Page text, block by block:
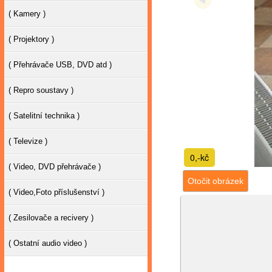
0,-kč
Otočit obrázek
( Kamery )
( Projektory )
( Přehrávače USB, DVD atd )
( Repro soustavy )
( Satelitní technika )
( Televize )
( Video, DVD přehrávače )
( Video,Foto příslušenství )
( Zesilovače a recivery )
( Ostatní audio video )